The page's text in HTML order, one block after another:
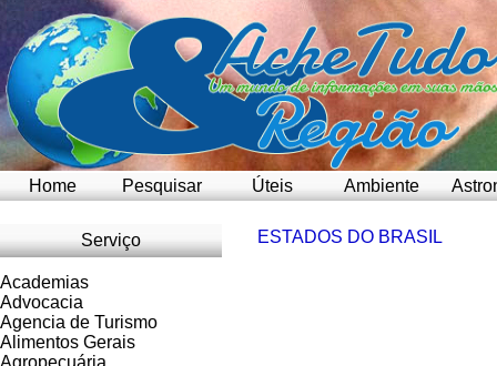
Home Pesquisar Úteis Ambiente
Serviço
Academias
Advocacia
Agencia de Turismo
Alimentos Gerais
Agropecuária
ESTADOS DO BRASIL